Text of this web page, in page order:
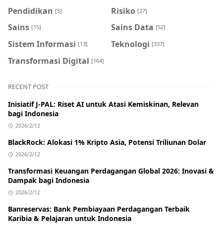
Pendidikan [5] Risiko [27]
Sains [15] Sains Data [52]
Sistem Informasi [13] Teknologi [337]
Transformasi Digital [164]
RECENT POST
Inisiatif J-PAL: Riset AI untuk Atasi Kemiskinan, Relevan
bagi Indonesia
2026/2/12
BlackRock: Alokasi 1% Kripto Asia, Potensi Triliunan Dolar
2026/2/12
Transformasi Keuangan Perdagangan Global 2026: Inovasi &
Dampak bagi Indonesia
2026/2/12
Banreservas: Bank Pembiayaan Perdagangan Terbaik
Karibia & Pelajaran untuk Indonesia